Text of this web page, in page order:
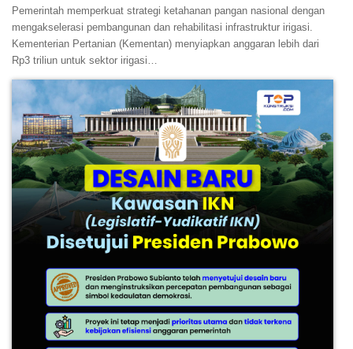
Pemerintah memperkuat strategi ketahanan pangan nasional dengan
mengakselerasi pembangunan dan rehabilitasi infrastruktur irigasi.
Kementerian Pertanian (Kementan) menyiapkan anggaran lebih dari
Rp3 triliun untuk sektor irigasi…